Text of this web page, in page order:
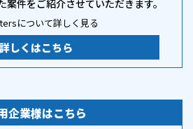
案件をご紹介させていただきます。
について詳しく見る
詳しくはこちら
企業様はこちら